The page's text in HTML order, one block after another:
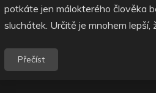
potkáte jen málokterého člověka
sluchátek. Určitě je mnohem lepší,
Přečíst